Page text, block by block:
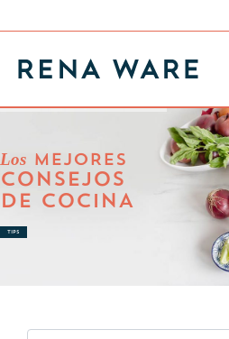
Los MEJORES
CONSEJOS
DE COCINA
TIPS